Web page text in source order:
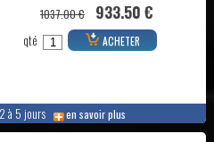
2 à 5 jours en savoir plus
1037.00 € 933.50 €
qté ACHETER